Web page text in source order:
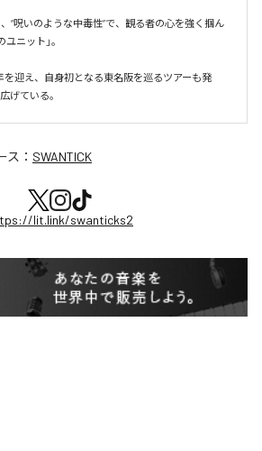
“呪いのような中毒性”で、観る者の心を強く掴ん
ニット」。
を迎え、自身初となる東名阪を巡るツアーも発
げている。
ス： SWANTICK
lit.link/swanticks2